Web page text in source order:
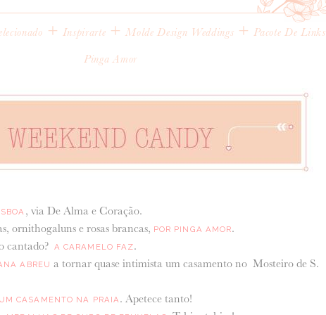
+ Inspirarte +Molde Design Weddings +Pacote De Links
Pinga Amor
, via De Alma e Coração.
ornithogaluns e rosas brancas, POR PINGA AMOR.
cantado? A CARAMELO FAZ.
ABREU a tornar quase intimista um casamento no Mosteiro de S.
UM CASAMENTO NA PRAIA. Apetece tanto!